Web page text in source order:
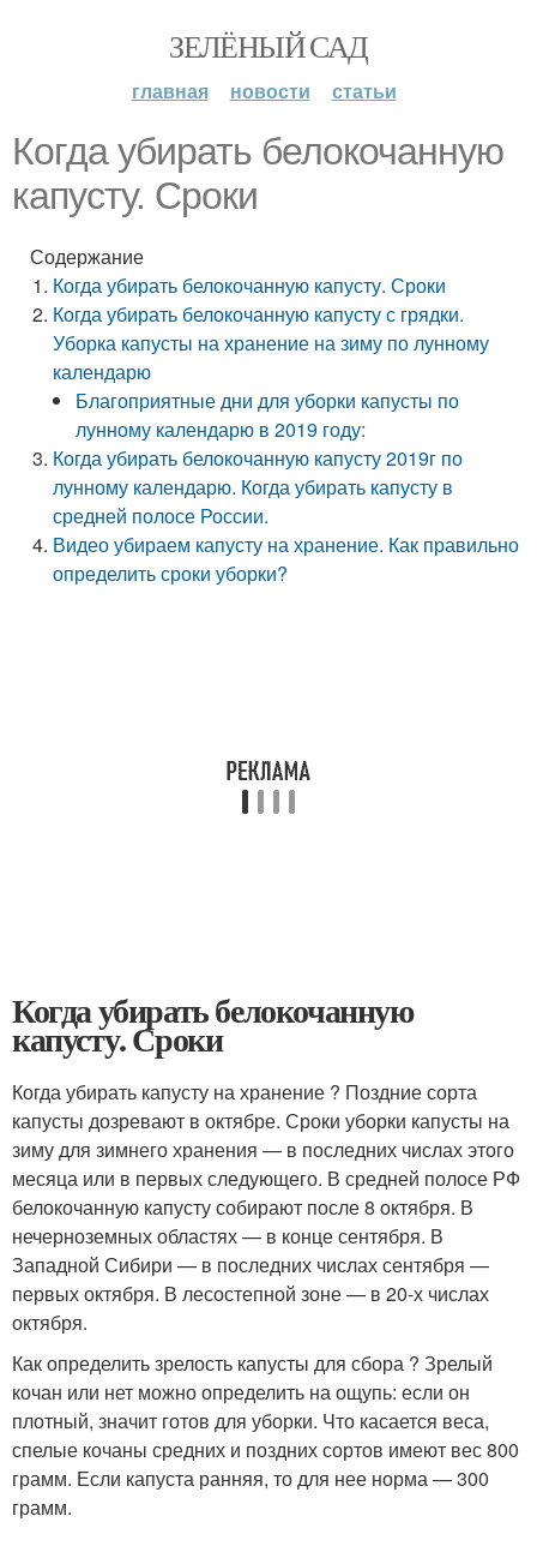
ЗЕЛЁНЫЙ САД
главная новости статьи
Когда убирать белокочанную
капусту. Сроки
Содержание
Когда убирать белокочанную капусту. Сроки
Когда убирать белокочанную капусту с грядки.
Уборка капусты на хранение на зиму по лунному
календарю
Благоприятные дни для уборки капусты по
лунному календарю в 2019 году:
Когда убирать белокочанную капусту 2019г по
лунному календарю. Когда убирать капусту в
средней полосе России.
Видео убираем капусту на хранение. Как правильно
определить сроки уборки?
Когда убирать белокочанную
капусту. Сроки
Когда убирать капусту на хранение ? Поздние сорта
капусты дозревают в октябре. Сроки уборки капусты на
зиму для зимнего хранения — в последних числах этого
месяца или в первых следующего. В средней полосе РФ
белокочанную капусту собирают после 8 октября. В
нечерноземных областях — в конце сентября. В
Западной Сибири — в последних числах сентября —
первых октября. В лесостепной зоне — в 20-х числах
октября.
Как определить зрелость капусты для сбора ? Зрелый
кочан или нет можно определить на ощупь: если он
плотный, значит готов для уборки. Что касается веса,
спелые кочаны средних и поздних сортов имеют вес 800
грамм. Если капуста ранняя, то для нее норма — 300
грамм.